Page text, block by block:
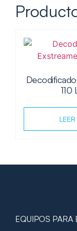
110
EQUIPOS PARA